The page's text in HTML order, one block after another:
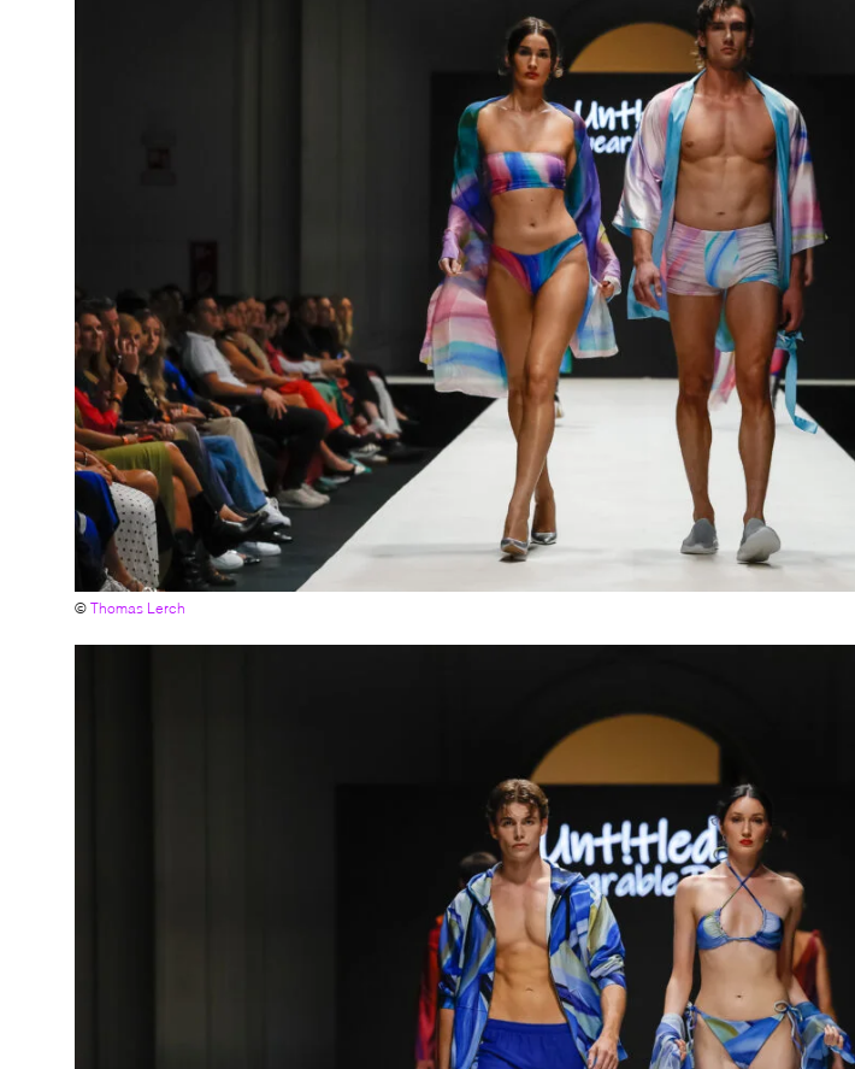
© Thomas Lerch